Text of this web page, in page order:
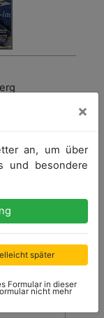
×
an, um über
und besondere
später
Formular in dieser
nicht mehr